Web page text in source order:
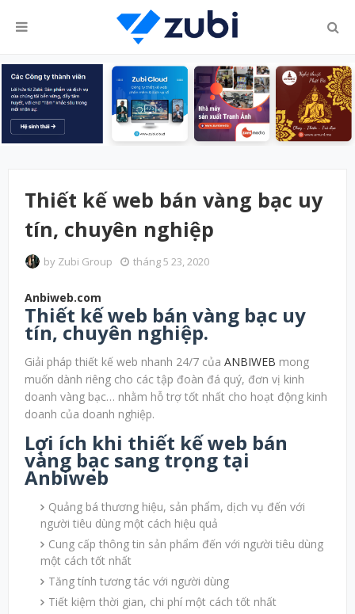
Thiết kế web bán vàng bạc uy
tín, chuyên nghiệp
by Zubi Group tháng 5 23, 2020
Anbiweb.com
Thiết kế web bán vàng bạc uy
tín, chuyên nghiệp.
Giải pháp thiết kế web nhanh 24/7 của ANBIWEB mong
muốn dành riêng cho các tập đoàn đá quý, đơn vị kinh
doanh vàng bạc… nhằm hỗ trợ tốt nhất cho hoạt động kinh
doanh của doanh nghiệp.
Lợi ích khi thiết kế web bán
vàng bạc sang trọng tại
Anbiweb
Quảng bá thương hiệu, sản phẩm, dịch vụ đến với
người tiêu dùng một cách hiệu quả
Cung cấp thông tin sản phẩm đến với người tiêu dùng
một cách tốt nhất
Tăng tính tương tác với người dùng
Tiết kiệm thời gian, chi phí một cách tốt nhất